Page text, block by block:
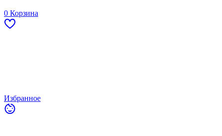
0 Корзина
Избранное